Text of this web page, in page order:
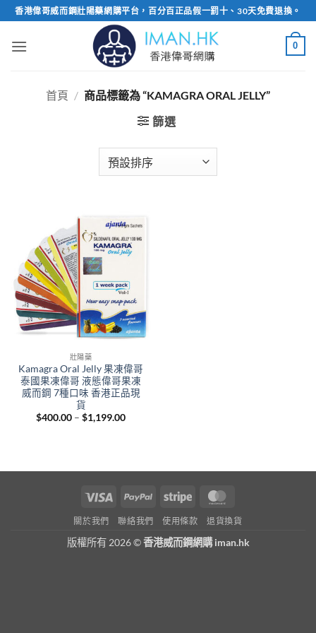
Skip
to
content
香港偉哥威而鋼壯陽藥網購平台，百分百正品假一罰十、30天免費退換。
0
首頁 / 商品標籤為 “KAMAGRA ORAL JELLY”
篩選
壯陽藥
Kamagra Oral Jelly 果凍偉哥
泰國果凍偉哥 液態偉哥果凍
威而鋼 7種口味 香港正品現
貨
$400.00 – $1,199.00Price
Visa PayPal Stripe
關於我們 聯絡我們 使用條款 退貨換貨
版權所有 2026 ©香港威而鋼網購 iman.hk